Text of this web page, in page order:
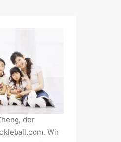
der
Wir